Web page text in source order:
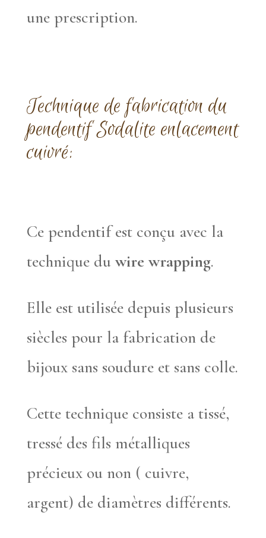
une prescription.
Technique de fabrication du
pendentif Sodalite enlacement
cuivré:
Ce pendentif est conçu avec la
technique du wire wrapping.
Elle est utilisée depuis plusieurs
siècles pour la fabrication de
bijoux sans soudure et sans colle.
Cette technique consiste a tissé,
tressé des fils métalliques
précieux ou non ( cuivre,
argent) de diamètres différents.